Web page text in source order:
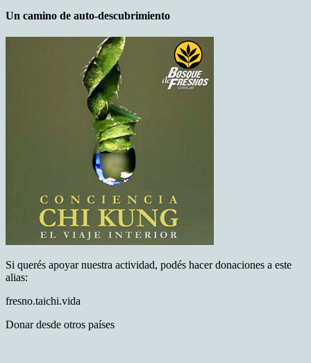
Un camino de auto-descubrimiento
Si querés apoyar nuestra actividad, podés hacer donaciones a este
alias:
fresno.taichi.vida
Donar desde otros países